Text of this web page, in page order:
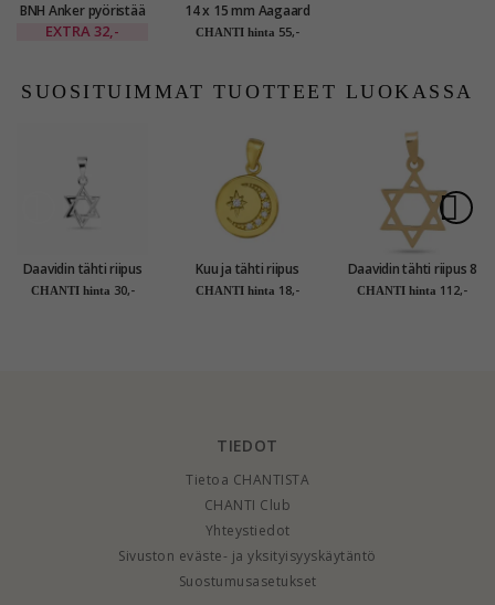
BNH Anker pyöristää
kaulaketju kullattua
EXTRA32,-
14 x 15 mm Aagaard
sydän riipus kullattua
CHANTI hinta 55,-
SUOSITUIMMAT TUOTTEET LUOKASSA
Daavidin tähti riipus
hopeaa
CHANTI hinta 30,-
Kuu ja tähti riipus
kullattua hopeaa -
CHANTI hinta 18,-
Daavidin tähti riipus 8
karaatin kultaa -
CHANTI hinta 112,-
TIEDOT
Tietoa CHANTISTA
CHANTI Club
Yhteystiedot
Sivuston eväste- ja yksityisyyskäytäntö
Suostumusasetukset